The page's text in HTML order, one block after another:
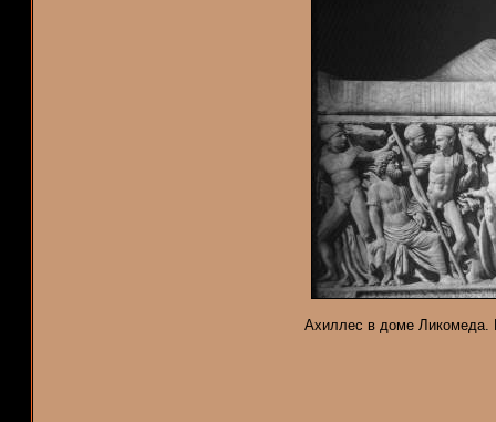
Ахиллес в доме Ликомеда.